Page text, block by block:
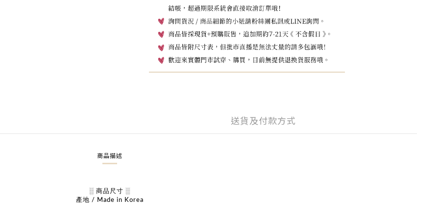
送貨及付款方式
商品描述
░ 商品尺寸 ░
產地 / Made in Korea